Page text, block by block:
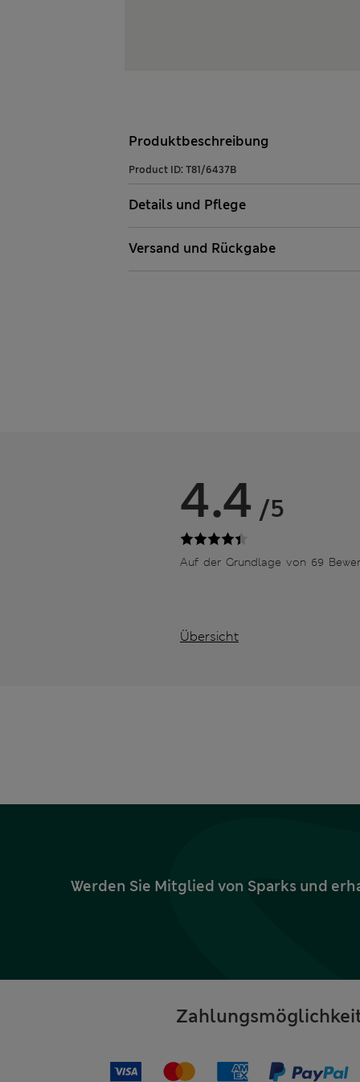
Produktbeschreibung
Product ID: T81/6437B
Details und Pflege
Versand und Rückgabe
4.4 /5
Auf der Grundlage von 69
Übersicht
Werden Sie Mitglied von Sparks und